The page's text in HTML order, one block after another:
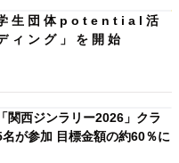
生 団 体 p o t e n t i a l 活
ィ ン グ 」 を 開 始
関西ジンラリー2026」クラ
の約60％に